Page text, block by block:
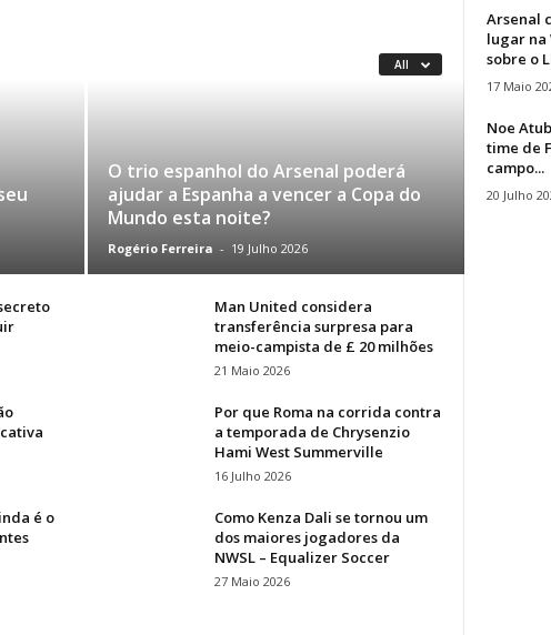
All
O trio espanhol do Arsenal poderá
ajudar a Espanha a vencer a Copa do
Mundo esta noite?
Rogério Ferreira - 19 Julho 2026
Man United considera
transferência surpresa para
meio-campista de £ 20 milhões
21 Maio 2026
Por que Roma na corrida contra
a temporada de Chrysenzio
Hami West Summerville
16 Julho 2026
é o
Como Kenza Dali se tornou um
dos maiores jogadores da
NWSL – Equalizer Soccer
27 Maio 2026
Arsenal
lugar na
sobre o
17 Maio
Noe
time de
campo...
20 Julho